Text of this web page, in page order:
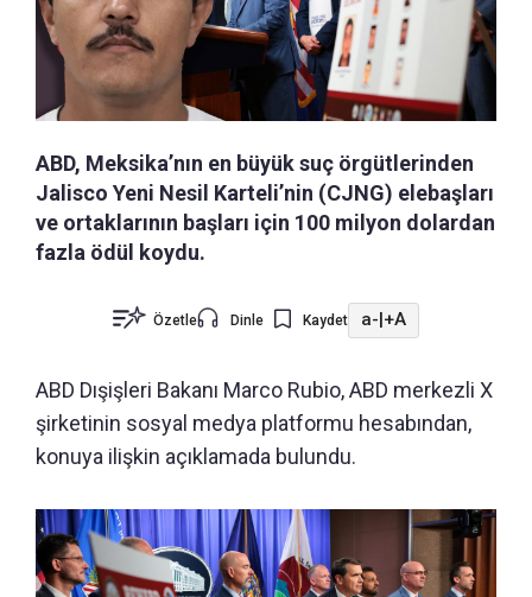
ABD, Meksika’nın en büyük suç örgütlerinden
Jalisco Yeni Nesil Karteli’nin (CJNG) elebaşları
ve ortaklarının başları için 100 milyon dolardan
fazla ödül koydu.
Özetle Dinle Kaydet a-|+A
ABD Dışişleri Bakanı Marco Rubio, ABD merkezli X
şirketinin sosyal medya platformu hesabından,
konuya ilişkin açıklamada bulundu.